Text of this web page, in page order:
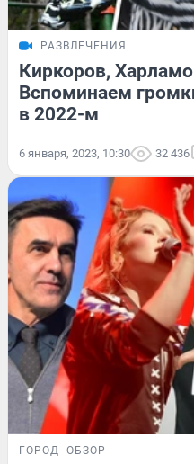
РАЗВЛЕЧЕНИЯ
Киркоров,
Вспоминаем
в 2022-м
6 января, 2023, 10:30 32 436
ГОРОД ОБЗОР